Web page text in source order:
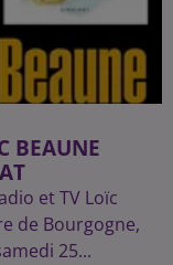
BEAUNE
et TV Loïc
de Bourgogne,
25...